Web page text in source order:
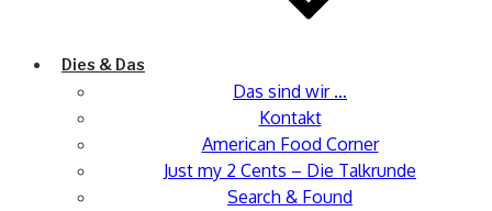
Dies & Das
Das sind wir …
Kontakt
American Food Corner
Just my 2 Cents – Die Talkrunde
Search & Found